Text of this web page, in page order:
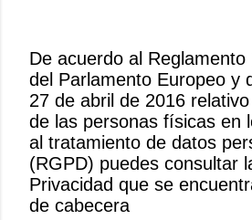
P
u
b
l
i
c
a
De acuerdo al
del Parlamento Europeo y
27 de abril de 2016
de las personas físicas en
al tratamiento de datos
(RGPD) puedes consultar
Privacidad que se
de cabecera